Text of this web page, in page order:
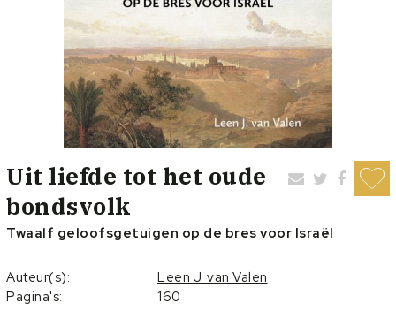
Uit liefde tot het oude
bondsvolk
Twaalf geloofsgetuigen op de bres voor Israël
Auteur(s):
Leen J. van Valen
Pagina's:
160